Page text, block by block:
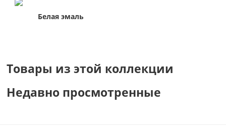
Белая эмаль
Товары из этой коллекции
Недавно просмотренные